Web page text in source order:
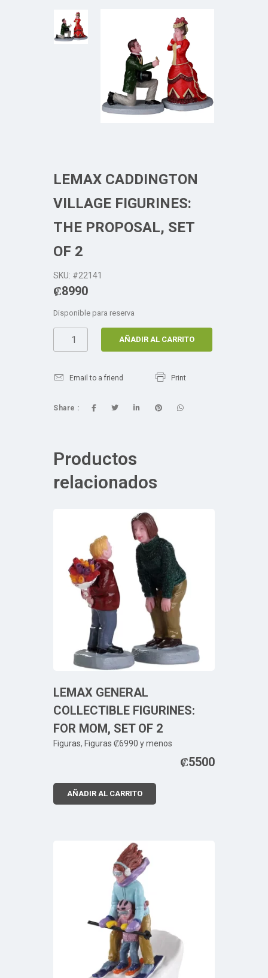
LEMAX CADDINGTON
VILLAGE FIGURINES:
THE PROPOSAL, SET
OF 2
SKU: #22141
₡8990
Disponible para reserva
AÑADIR AL CARRITO
Email to a friend Print
Share :
Productos
relacionados
LEMAX GENERAL
COLLECTIBLE FIGURINES:
FOR MOM, SET OF 2
Figuras, Figuras ₡6990 y menos
₡5500
AÑADIR AL CARRITO